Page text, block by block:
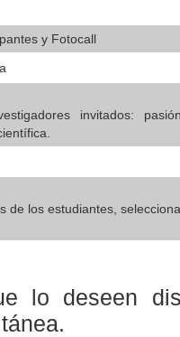
y Fotocall
invitados:
de los estudiantes,
lo deseen